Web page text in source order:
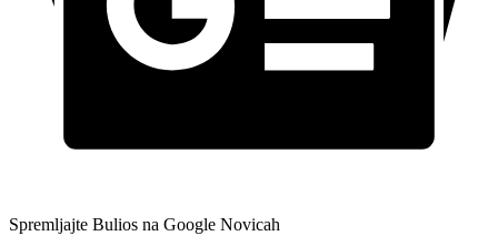
Spremljajte Bulios na Google Novicah